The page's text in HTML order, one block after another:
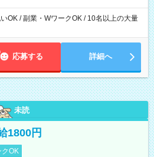
OK / 副業・WワークOK / 10名以上の大量
応募する 詳細へ
未読
1800円
クOK